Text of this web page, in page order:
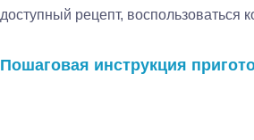
доступный рецепт,
Пошаговая инструкция